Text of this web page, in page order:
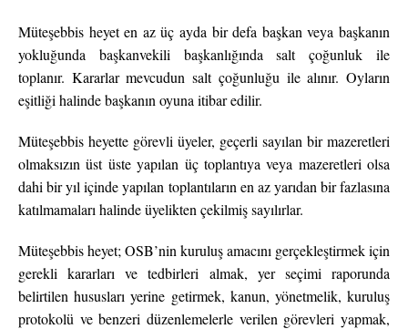
Müteşebbis heyet en az üç ayda bir defa başkan veya başkanın
yokluğunda başkanvekili başkanlığında salt çoğunluk ile
toplanır. Kararlar mevcudun salt çoğunluğu ile alınır. Oyların
eşitliği halinde başkanın oyuna itibar edilir.
Müteşebbis heyette görevli üyeler, geçerli sayılan bir mazeretleri
olmaksızın üst üste yapılan üç toplantıya veya mazeretleri olsa
dahi bir yıl içinde yapılan toplantıların en az yarıdan bir fazlasına
katılmamaları halinde üyelikten çekilmiş sayılırlar.
Müteşebbis heyet; OSB’nin kuruluş amacını gerçekleştirmek için
gerekli kararları ve tedbirleri almak, yer seçimi raporunda
belirtilen hususları yerine getirmek, kanun, yönetmelik, kuruluş
protokolü ve benzeri düzenlemelerle verilen görevleri yapmak,